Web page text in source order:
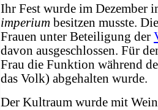
Ihr Fest wurde im Dezember
imperium besitzen musste.
Frauen unter Beteiligung der
davon ausgeschlossen. Für
Frau die Funktion während
das Volk) abgehalten wurde.
Der Kultraum wurde mit